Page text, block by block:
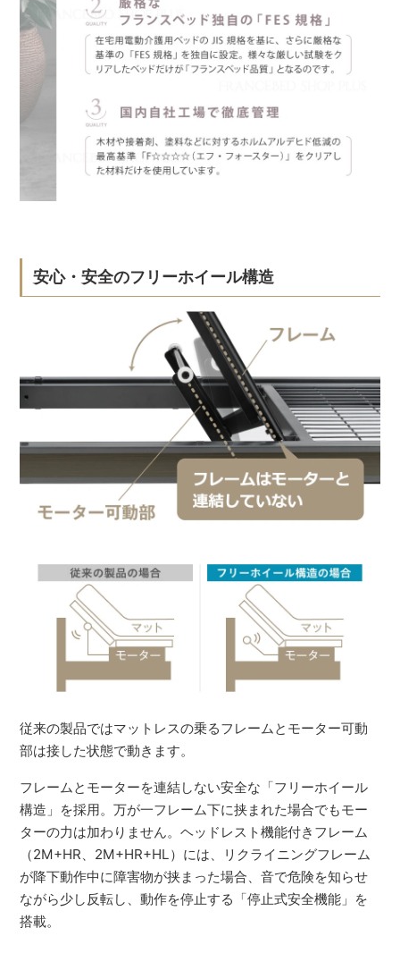
安心・安全のフリーホイール構造
従来の製品ではマットレスの乗るフレームとモーター可動
部は接した状態で動きます。
フレームとモーターを連結しない安全な「フリーホイール
構造」を採用。万が一フレーム下に挟まれた場合でもモー
ターの力は加わりません。ヘッドレスト機能付きフレーム
（2M+HR、2M+HR+HL）には、リクライニングフレーム
が降下動作中に障害物が挟まった場合、音で危険を知らせ
ながら少し反転し、動作を停止する「停止式安全機能」を
搭載。